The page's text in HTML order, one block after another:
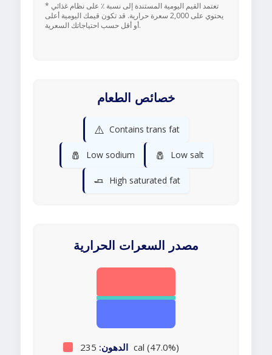
* تعتمد القيم اليومية المستندة إلى نسبة ٪ على نظام غذائي
يحتوي على 2,000 سعرة حرارية. قد تكون قيمك اليومية أعلى
أو أقل حسب احتياجاتك السعرية.
خصائص الطعام
⚠️ Contains trans fat
🧂 Low sodium 🧂 Low salt
🧈 High saturated fat
مصدر السعرات الحرارية
الدهون: 235 cal (47.0%)